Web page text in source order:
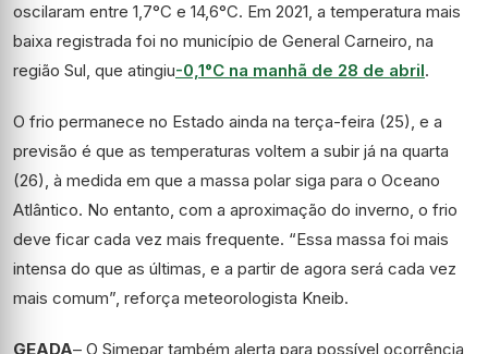
oscilaram entre 1,7°C e 14,6°C. Em 2021, a temperatura mais
baixa registrada foi no município de General Carneiro, na
região Sul, que atingiu-0,1°C na manhã de 28 de abril.
O frio permanece no Estado ainda na terça-feira (25), e a
previsão é que as temperaturas voltem a subir já na quarta
(26), à medida em que a massa polar siga para o Oceano
Atlântico. No entanto, com a aproximação do inverno, o frio
deve ficar cada vez mais frequente. “Essa massa foi mais
intensa do que as últimas, e a partir de agora será cada vez
mais comum”, reforça meteorologista Kneib.
GEADA– O Simepar também alerta para possível ocorrência